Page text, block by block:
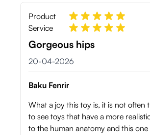
Product
Service
Gorgeous hips
20 april 2026
20-04-2026
Baku Fenrir
What a joy this toy is, it is not often
to see toys that have a more
to the human anatomy and this